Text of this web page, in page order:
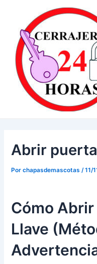
contenido
Abrir
Porchapasdemascotas/11/
Cómo
Llave
entradas